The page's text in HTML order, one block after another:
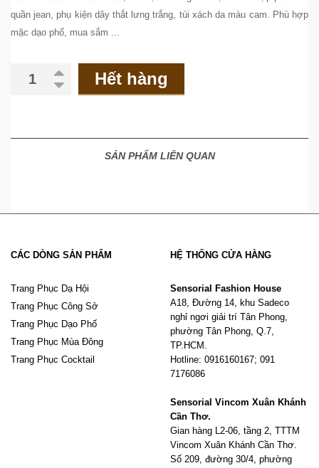
quần jean, phụ kiện dây thắt lưng trắng, túi xách da màu cam. Phù hợp
mặc dạo phố, mua sắm ...
Hết hàng
SẢN PHẨM LIÊN QUAN
CÁC DÒNG SẢN PHẨM
Trang Phục Dạ Hội
Trang Phục Công Sở
Trang Phục Dạo Phố
Trang Phục Mùa Đông
Trang Phục Cocktail
HỆ THỐNG CỬA HÀNG
Sensorial Fashion House
A18, Đường 14, khu Sadeco
nghỉ ngơi giải trí Tân Phong,
phường Tân Phong, Q.7,
TP.HCM.
Hotline: 0916160167; 091
7176086
Sensorial Vincom Xuân Khánh
Cần Thơ.
Gian hàng L2-06, tầng 2, TTTM
Vincom Xuân Khánh Cần Thơ.
Số 209, đường 30/4, phường